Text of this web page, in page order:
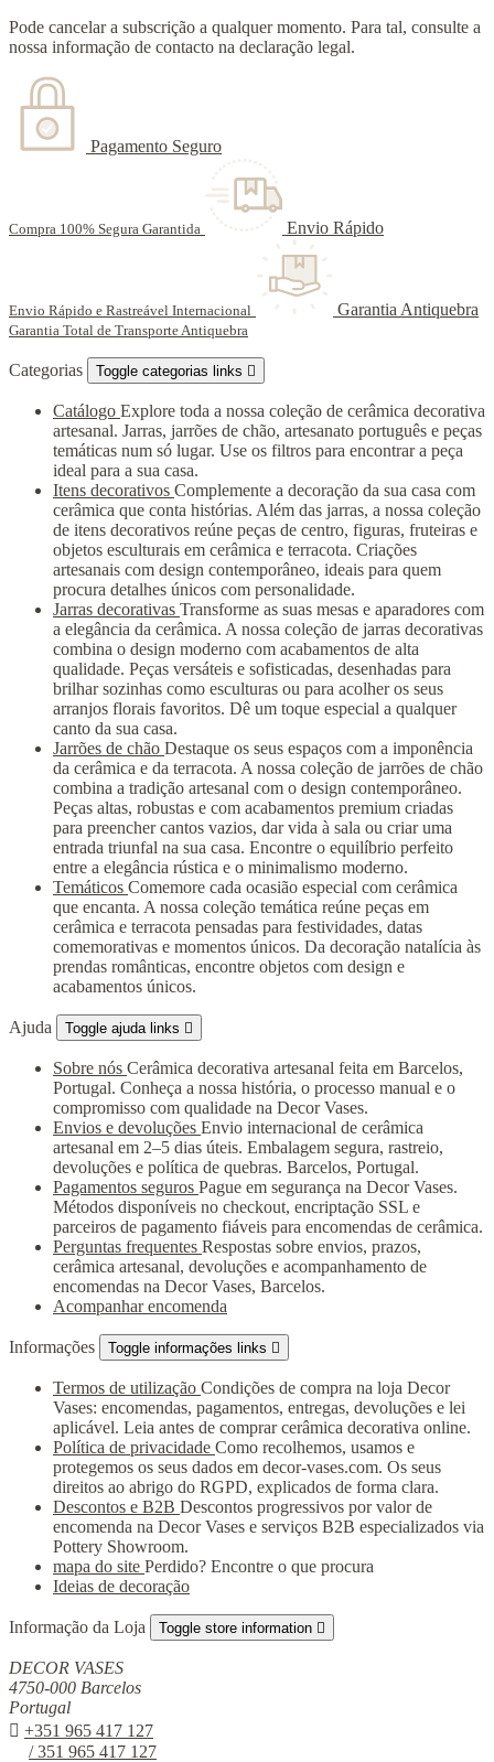
Pode cancelar a subscrição a qualquer momento. Para tal, consulte a
nossa informação de contacto na declaração legal.
Pagamento Seguro
Compra 100% Segura Garantida Envio Rápido
Envio Rápido e Rastreável Internacional Garantia Antiquebra
Garantia Total de Transporte Antiquebra
Categorias Toggle categorias links 
Catálogo Explore toda a nossa coleção de cerâmica decorativa
artesanal. Jarras, jarrões de chão, artesanato português e peças
temáticas num só lugar. Use os filtros para encontrar a peça
ideal para a sua casa.
Itens decorativos Complemente a decoração da sua casa com
cerâmica que conta histórias. Além das jarras, a nossa coleção
de itens decorativos reúne peças de centro, figuras, fruteiras e
objetos esculturais em cerâmica e terracota. Criações
artesanais com design contemporâneo, ideais para quem
procura detalhes únicos com personalidade.
Jarras decorativas Transforme as suas mesas e aparadores com
a elegância da cerâmica. A nossa coleção de jarras decorativas
combina o design moderno com acabamentos de alta
qualidade. Peças versáteis e sofisticadas, desenhadas para
brilhar sozinhas como esculturas ou para acolher os seus
arranjos florais favoritos. Dê um toque especial a qualquer
canto da sua casa.
Jarrões de chão Destaque os seus espaços com a imponência
da cerâmica e da terracota. A nossa coleção de jarrões de chão
combina a tradição artesanal com o design contemporâneo.
Peças altas, robustas e com acabamentos premium criadas
para preencher cantos vazios, dar vida à sala ou criar uma
entrada triunfal na sua casa. Encontre o equilíbrio perfeito
entre a elegância rústica e o minimalismo moderno.
Temáticos Comemore cada ocasião especial com cerâmica
que encanta. A nossa coleção temática reúne peças em
cerâmica e terracota pensadas para festividades, datas
comemorativas e momentos únicos. Da decoração natalícia às
prendas românticas, encontre objetos com design e
acabamentos únicos.
Ajuda Toggle ajuda links 
Sobre nós Cerâmica decorativa artesanal feita em Barcelos,
Portugal. Conheça a nossa história, o processo manual e o
compromisso com qualidade na Decor Vases.
Envios e devoluções Envio internacional de cerâmica
artesanal em 2–5 dias úteis. Embalagem segura, rastreio,
devoluções e política de quebras. Barcelos, Portugal.
Pagamentos seguros Pague em segurança na Decor Vases.
Métodos disponíveis no checkout, encriptação SSL e
parceiros de pagamento fiáveis para encomendas de cerâmica.
Perguntas frequentes Respostas sobre envios, prazos,
cerâmica artesanal, devoluções e acompanhamento de
encomendas na Decor Vases, Barcelos.
Acompanhar encomenda
Informações Toggle informações links 
Termos de utilização Condições de compra na loja Decor
Vases: encomendas, pagamentos, entregas, devoluções e lei
aplicável. Leia antes de comprar cerâmica decorativa online.
Política de privacidade Como recolhemos, usamos e
protegemos os seus dados em decor-vases.com. Os seus
direitos ao abrigo do RGPD, explicados de forma clara.
Descontos e B2B Descontos progressivos por valor de
encomenda na Decor Vases e serviços B2B especializados via
Pottery Showroom.
mapa do site Perdido? Encontre o que procura
Ideias de decoração
Informação da Loja Toggle store information 
DECOR VASES
4750-000 Barcelos
Portugal
 +351 965 417 127
/ 351 965 417 127